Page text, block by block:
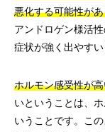
悪化する可能性が
アンドロゲン様活
症状が強く出やすい
ホルモン感受性が
いということは、
いうことです。こ